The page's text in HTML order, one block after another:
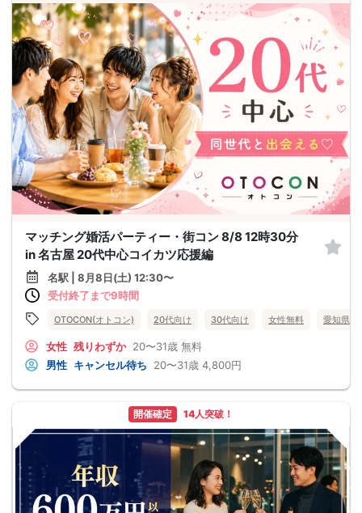
マッチング婚活パーティー・街コン 8/8 12時30分
in 名古屋 20代中心コイカツ応援編
名駅 | 8月8日(土) 12:30〜
受付終了まで9時間
OTOCON(オトコン) 20代向け 30代向け 女性無料 愛知県
女性 残りわずか 20〜31歳 無料
男性 キャンセル待ち 20〜31歳 4,800円
開催確定 14人突破！